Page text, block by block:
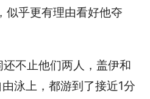
似乎更有理由看好他夺
不止他们两人，盖伊和
泳上，都游到了接近1分